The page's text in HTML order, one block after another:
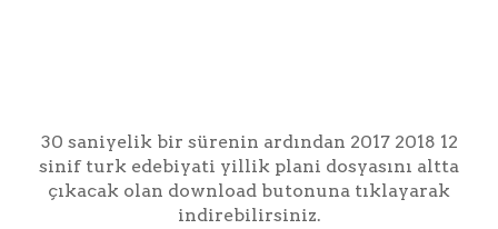
30 saniyelik bir sürenin ardından 2017 2018 12
sinif turk edebiyati yillik plani dosyasını altta
çıkacak olan download butonuna tıklayarak
indirebilirsiniz.